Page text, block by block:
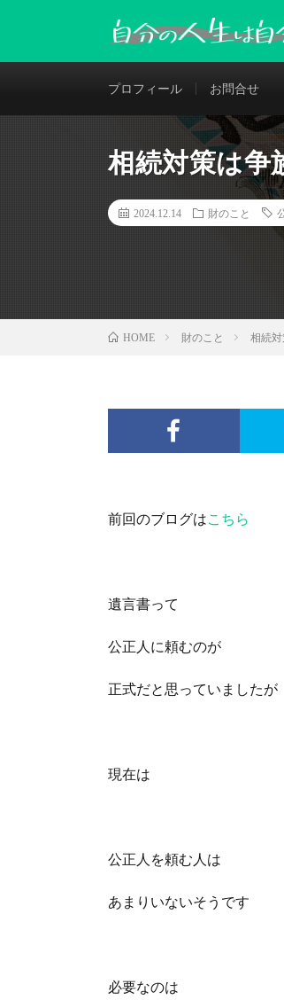
プロフィール お問合せ
相続対策は
2024.12.14 財のこと
HOME 財のこと 相続
前回のブログはこちら
遺言書って
公正人に頼むのが
正式だと思っていましたが
現在は
公正人を頼む人は
あまりいないそうです
必要なのは